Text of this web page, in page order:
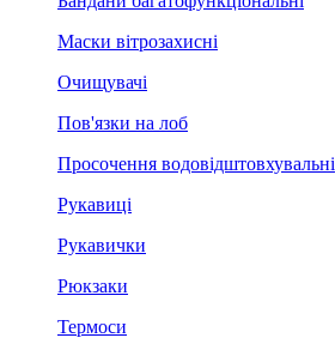
Маски вітрозахисні
Очищувачі
Пов'язки на лоб
Просочення водовідштовхувальні
Рукавиці
Рукавички
Рюкзаки
Термоси